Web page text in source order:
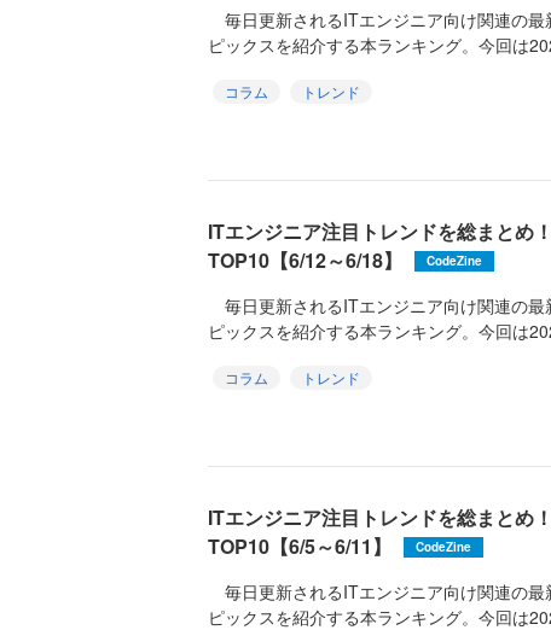
毎日更新されるITエンジニア向け関連の最
ピックスを紹介する本ランキング。今回は
コラム
トレンド
ITエンジニア注目トレンドを総まとめ
TOP10【6/12～6/18】
CodeZine
毎日更新されるITエンジニア向け関連の最
ピックスを紹介する本ランキング。今回は
コラム
トレンド
ITエンジニア注目トレンドを総まとめ
TOP10【6/5～6/11】
CodeZine
毎日更新されるITエンジニア向け関連の最
ピックスを紹介する本ランキング。今回は